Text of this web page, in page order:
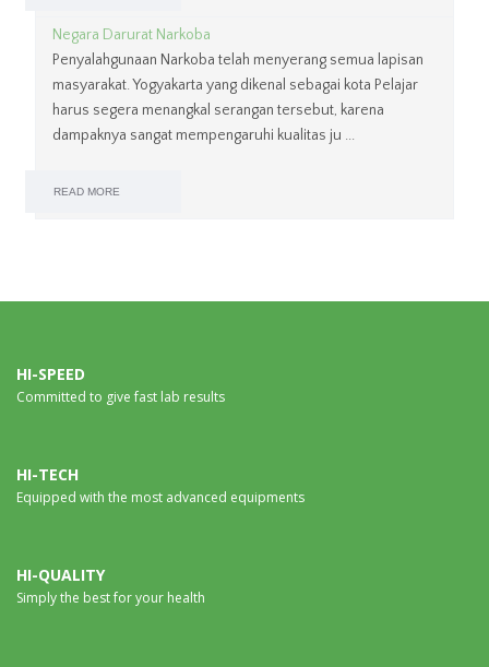
Negara Darurat Narkoba
Penyalahgunaan Narkoba telah menyerang semua lapisan
masyarakat. Yogyakarta yang dikenal sebagai kota Pelajar
harus segera menangkal serangan tersebut, karena
dampaknya sangat mempengaruhi kualitas ju ...
READ MORE
HI-SPEED
Committed to give fast lab results
HI-TECH
Equipped with the most advanced equipments
HI-QUALITY
Simply the best for your health